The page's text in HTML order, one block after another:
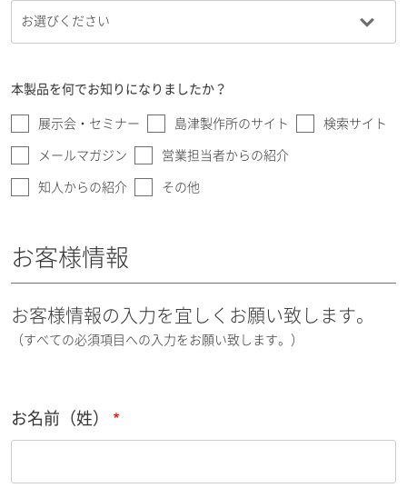
本製品を何でお知りになりましたか？
展示会・セミナー 島津製作所のサイト 検索サイト
メールマガジン 営業担当者からの紹介
知人からの紹介 その他
お客様情報
お客様情報の入力を宜しくお願い致します。
（すべての必須項目への入力をお願い致します。）
お名前（姓）